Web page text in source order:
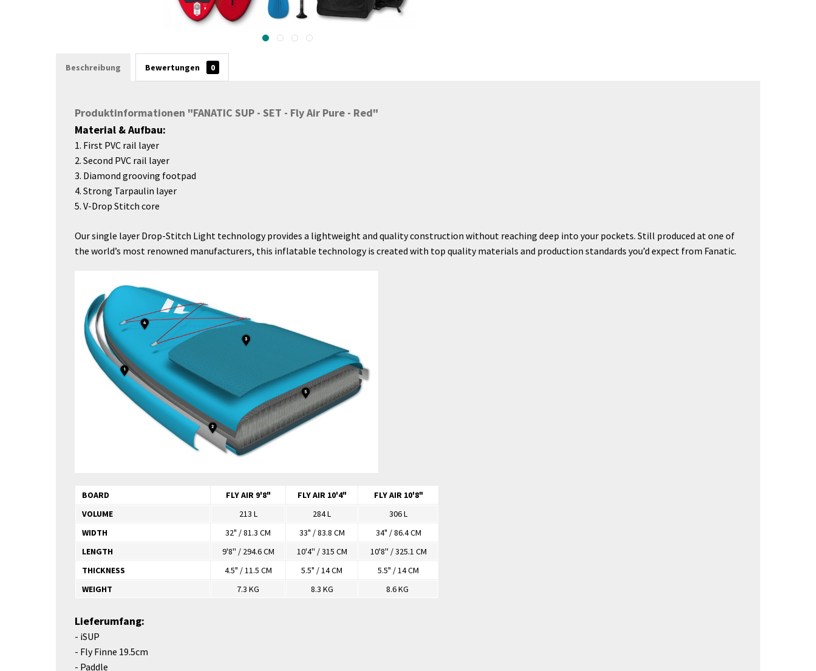
Beschreibung Bewertungen 0
Produktinformationen "FANATIC SUP - SET - Fly Air Pure - Red"
Material & Aufbau:
1. First PVC rail layer
2. Second PVC rail layer
3. Diamond grooving footpad
4. Strong Tarpaulin layer
5. V-Drop Stitch core
Our single layer Drop-Stitch Light technology provides a lightweight and quality construction without reaching deep into your pockets. Still produced at one of
the world’s most renowned manufacturers, this inflatable technology is created with top quality materials and production standards you’d expect from Fanatic.
BOARD FLY AIR 9'8" FLY AIR 10'4"
FLY AIR 10'8"
VOLUME
213 L 284 L
306 L
WIDTH
32" / 81.3 CM 33" / 83.8 CM
34" / 86.4 CM
LENGTH
9'8'' / 294.6 CM 10'4'' / 315 CM
10'8'' / 325.1 CM
THICKNESS
4.5" / 11.5 CM 5.5" / 14 CM
5.5" / 14 CM
WEIGHT
7.3 KG 8.3 KG 8.6 KG
Lieferumfang:
- iSUP
- Fly Finne 19.5cm
- Paddle